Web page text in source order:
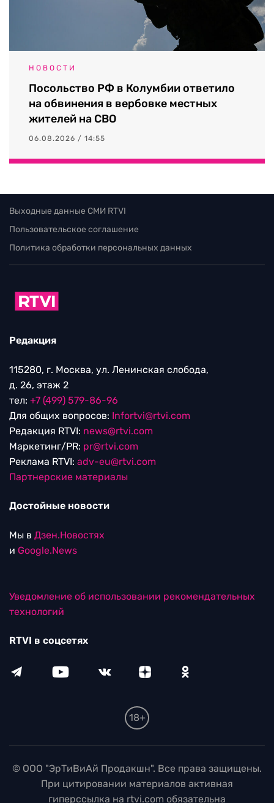
НОВОСТИ
Посольство РФ в Колумбии ответило
на обвинения в вербовке местных
жителей на СВО
06.08.2026 / 14:55
Выходные данные СМИ RTVI
Пользовательское соглашение
Политика обработки персональных данных
Редакция
115280, г. Москва, ул. Ленинская слобода,
д. 26, этаж 2
тел: +7 (499) 579-86-96
Для общих вопросов: Infortvi@rtvi.com
Редакция RTVI: news@rtvi.com
Маркетинг/PR: pr@rtvi.com
Реклама RTVI: adv-eu@rtvi.com
Партнерские материалы
Достойные новости
Мы в Дзен.Новостях
и Google.News
Уведомление об использовании рекомендательных
технологий
RTVI в соцсетях
18+
© ООО "ЭрТиВиАй Продакшн". Все права защищены.
При цитировании материалов активная
гиперссылка на rtvi.com обязательна